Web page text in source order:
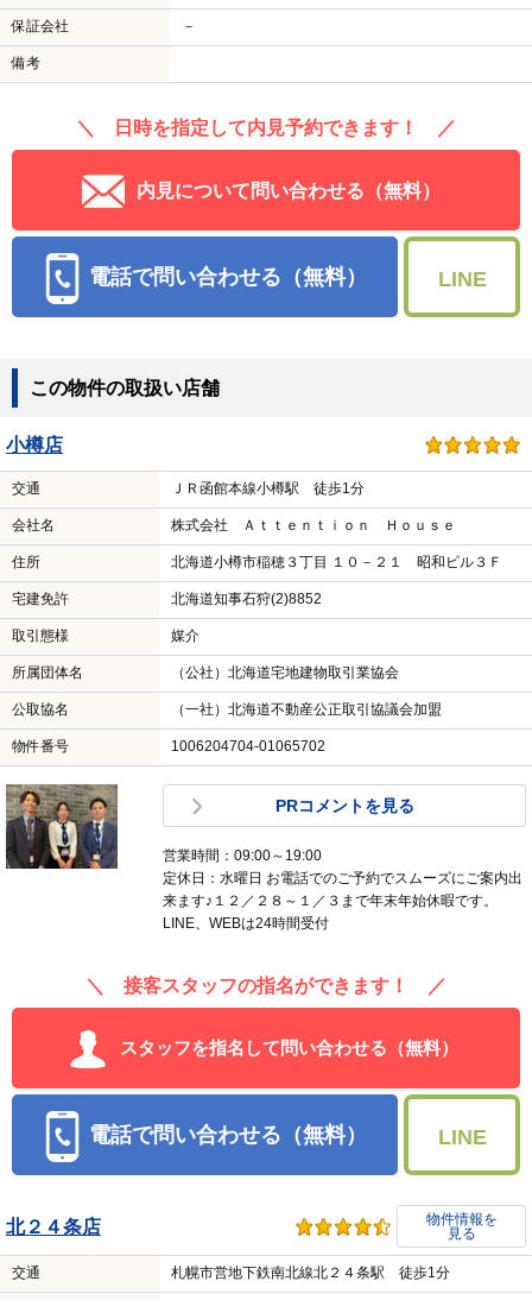
保証会社 －
備考
＼ 日時を指定して内見予約できます！ ／
内見について問い合わせる（無料）
電話で問い合わせる（無料） LINE
この物件の取扱い店舗
小樽店
交通 ＪＲ函館本線小樽駅 徒歩1分
会社名 株式会社 Ａｔｔｅｎｔｉｏｎ Ｈｏｕｓｅ
住所 北海道小樽市稲穂３丁目 １０－２１ 昭和ビル３Ｆ
宅建免許 北海道知事石狩(2)8852
取引態様 媒介
所属団体名 （公社）北海道宅地建物取引業協会
公取協名 （一社）北海道不動産公正取引協議会加盟
物件番号 1006204704-01065702
PRコメントを見る
営業時間：09:00～19:00
定休日：水曜日 お電話でのご予約でスムーズにご案内出
来ます♪１２／２８～１／３まで年末年始休暇です。
LINE、WEBは24時間受付
＼ 接客スタッフの指名ができます！ ／
スタッフを指名して問い合わせる（無料）
電話で問い合わせる（無料） LINE
北２４条店
物件情報を
見る
交通 札幌市営地下鉄南北線北２４条駅 徒歩1分